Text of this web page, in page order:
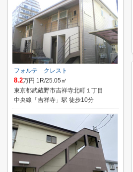
フォルテ クレスト
8.2万円 1R/25.05㎡
東京都武蔵野市吉祥寺北町１丁目
中央線「吉祥寺」駅 徒歩10分